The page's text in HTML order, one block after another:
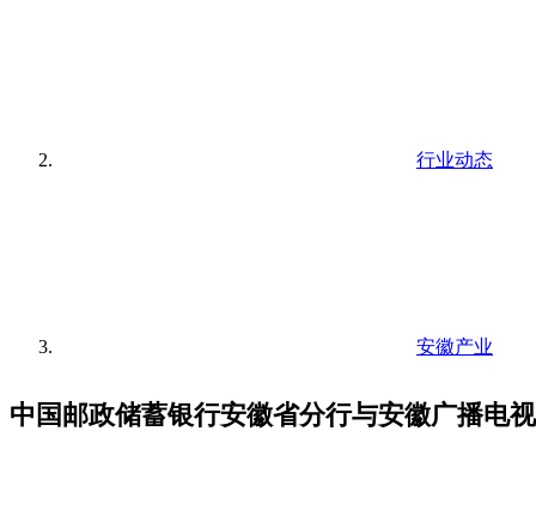
行业动态
安徽产业
中国邮政储蓄银行安徽省分行与安徽广播电